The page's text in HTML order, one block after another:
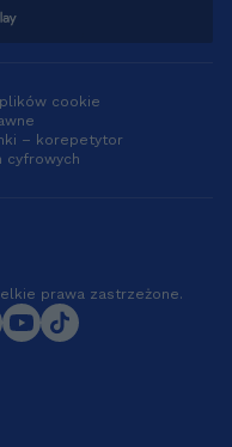
cookie
– korepetytor
cyfrowych
prawa zastrzeżone.